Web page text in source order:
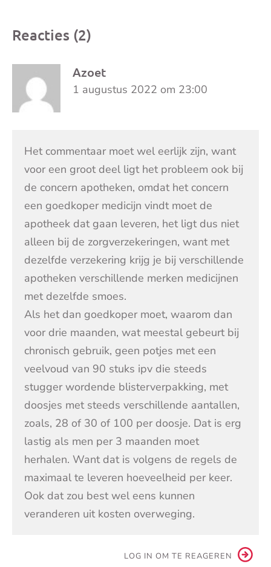
Reacties (2)
Azoet
1 augustus 2022 om 23:00
Het commentaar moet wel eerlijk zijn, want
voor een groot deel ligt het probleem ook bij
de concern apotheken, omdat het concern
een goedkoper medicijn vindt moet de
apotheek dat gaan leveren, het ligt dus niet
alleen bij de zorgverzekeringen, want met
dezelfde verzekering krijg je bij verschillende
apotheken verschillende merken medicijnen
met dezelfde smoes.
Als het dan goedkoper moet, waarom dan
voor drie maanden, wat meestal gebeurt bij
chronisch gebruik, geen potjes met een
veelvoud van 90 stuks ipv die steeds
stugger wordende blisterverpakking, met
doosjes met steeds verschillende aantallen,
zoals, 28 of 30 of 100 per doosje. Dat is erg
lastig als men per 3 maanden moet
herhalen. Want dat is volgens de regels de
maximaal te leveren hoeveelheid per keer.
Ook dat zou best wel eens kunnen
veranderen uit kosten overweging.
LOG IN OM TE REAGEREN